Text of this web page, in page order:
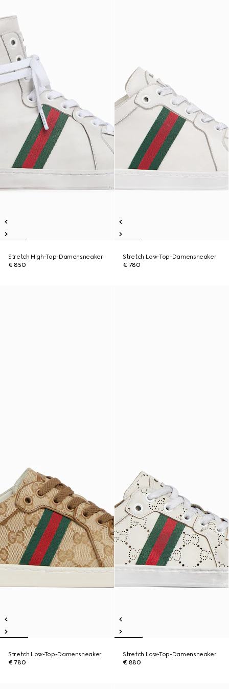
Stretch High-Top-Damensneaker
€ 850
Stretch Low-Top-Damensneaker
€ 780
Stretch Low-Top-Damensneaker
€ 780
Stretch Low-Top-Damensneaker
€ 880